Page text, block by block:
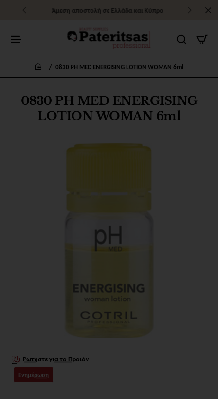
Άμεση αποστολή σε Ελλάδα και Κύπρο
0830 PH MED ENERGISING
LOTION WOMAN 6ml
0830 PH MED ENERGISING LOTION WOMAN 6ml
Ρωτήστε για το Προιόν
Ενημέρωση